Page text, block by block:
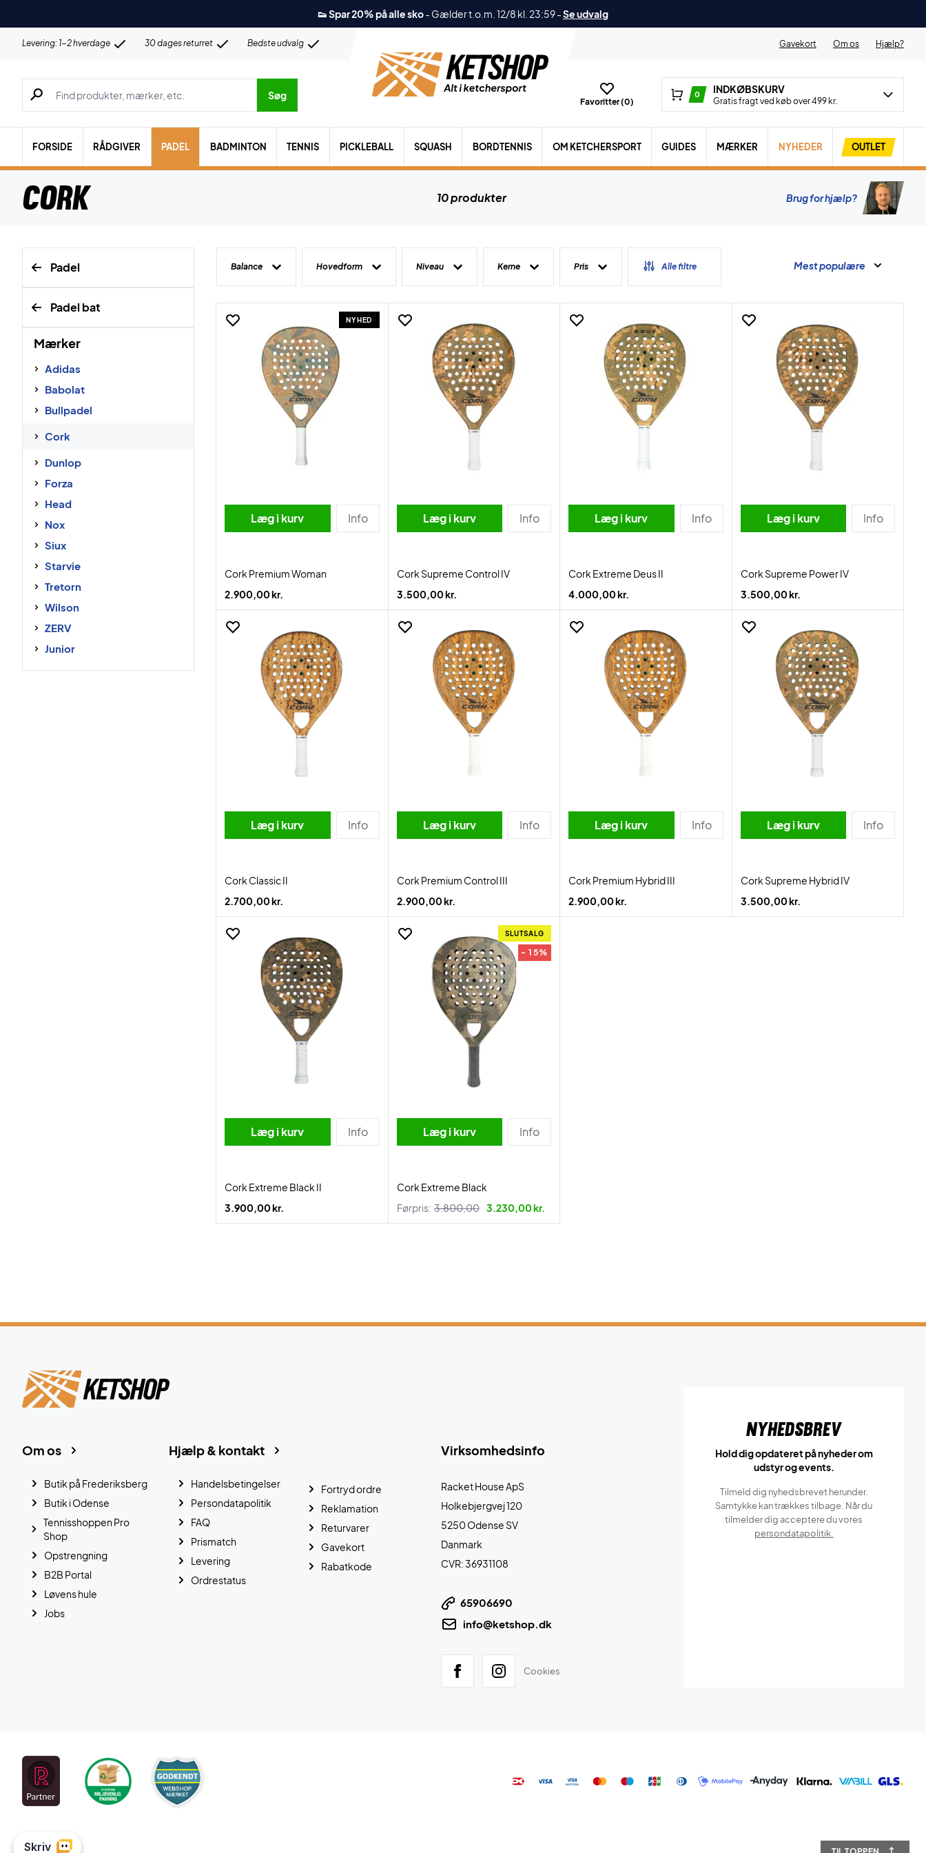
👟 Spar 20% på alle sko- Gælder t.o.m. 12/8 kl. 23:59-Se udvalg
Levering: 1-2 hverdage 30 dages returret Bedste udvalg Gavekort Om os Hjælp?
Søg efter produkter, mærker etc.
Søg
Favoritter (0)
0 INDKØBSKURV
Gratis fragt ved køb over 499 kr.
FORSIDE RÅDGIVER PADEL BADMINTON TENNIS PICKLEBALL SQUASH BORDTENNIS OM KETCHERSPORT GUIDES MÆRKER NYHEDER OUTLET
Cork 10 produkter Brug for hjælp?
Padel
Padel bat
Mærker
Adidas
Babolat
Bullpadel
Cork
Dunlop
Forza
Head
Nox
Siux
Starvie
Tretorn
Wilson
ZERV
Junior
Balance Hovedform Niveau Kerne Pris Alle filtre Mest populære
NYHED
Læg i kurv Info
Cork Premium Woman
2.900,00 kr.
Læg i kurv Info
Cork Supreme Control IV
3.500,00 kr.
Læg i kurv Info
Cork Extreme Deus II
4.000,00 kr.
Læg i kurv Info
Cork Supreme Power IV
3.500,00 kr.
Læg i kurv Info
Cork Classic II
2.700,00 kr.
Læg i kurv Info
Cork Premium Control III
2.900,00 kr.
Læg i kurv Info
Cork Premium Hybrid III
2.900,00 kr.
Læg i kurv Info
Cork Supreme Hybrid IV
3.500,00 kr.
Læg i kurv Info
Cork Extreme Black II
3.900,00 kr.
SLUTSALG
- 15%
Læg i kurv Info
Cork Extreme Black
Førpris: 3.800,00 3.230,00 kr.
Virksomhedsinfo
Racket House ApS
Holkebjergvej 120
5250 Odense SV
Danmark
CVR: 36931108
65906690
info@ketshop.dk
Cookies
Hjælp & kontakt
Handelsbetingelser
Persondatapolitik
FAQ
Prismatch
Levering
Ordrestatus
Fortryd ordre
Reklamation
Returvarer
Gavekort
Rabatkode
Om os
Butik på Frederiksberg
Butik i Odense
Tennisshoppen Pro
Shop
Opstrengning
B2B Portal
Løvens hule
Jobs
Nyhedsbrev
Hold dig opdateret på nyheder om
udstyr og events.
Tilmeld dig nyhedsbrevet herunder.
Samtykke kan trækkes tilbage. Når du
tilmelder dig acceptere du vores
persondatapolitik.